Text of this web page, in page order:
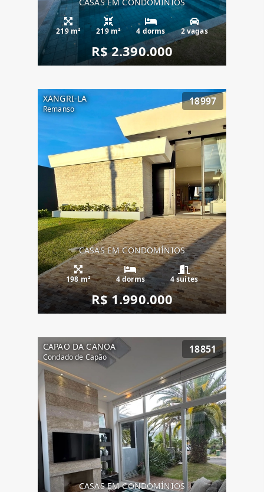
219 m² 219 m² 4 dorms 2 vagas
R$ 2.390.000
XANGRI-LA
Remanso
18997
CASAS EM CONDOMÍNIOS
198 m² 4 dorms 4 suítes
R$ 1.990.000
CAPAO DA CANOA
Condado de Capão
18851
CASAS EM CONDOMÍNIOS